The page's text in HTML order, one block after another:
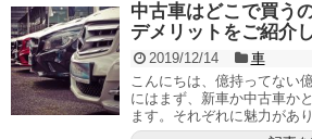
中古車はどこで買う
デメリットをご紹介
2019/12/14
車
こんにちは、億持ってない
にはまず、新車か中古車か
ます。それぞれに魅力があ